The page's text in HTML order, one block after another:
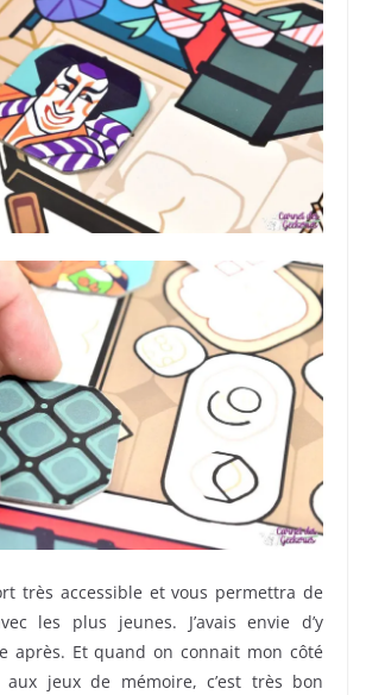
très accessible et vous permettra de
les plus jeunes. J’avais envie d’y
après. Et quand on connait mon côté
aux jeux de mémoire, c’est très bon